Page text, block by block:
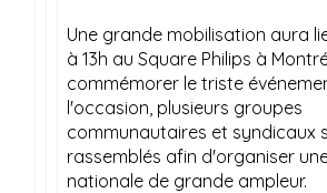
Une grande mobilisation aura
à 13h au Square Philips à
commémorer le triste
l'occasion, plusieurs groupes
communautaires et syndicaux
rassemblés afin d'organiser
nationale de grande ampleur.